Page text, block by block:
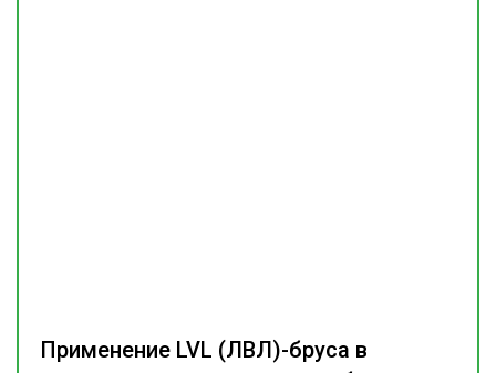
Применение LVL (ЛВЛ)-бруса в